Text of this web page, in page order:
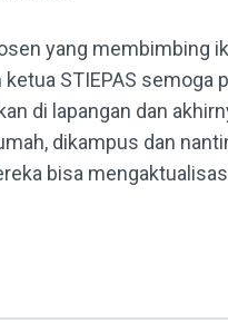
yang membimbing
STIEPAS
di lapangan dan
dikampus dan
bisa